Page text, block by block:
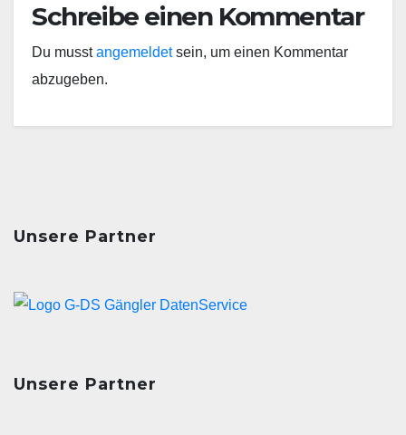
Schreibe einen Kommentar
Du musstangemeldetsein, um einen Kommentar
abzugeben.
Unsere Partner
Unsere Partner